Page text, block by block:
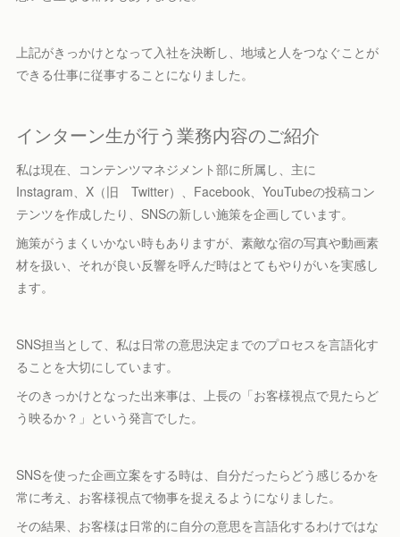
上記がきっかけとなって入社を決断し、地域と人をつなぐことが
できる仕事に従事することになりました。
インターン生が行う業務内容のご紹介
私は現在、コンテンツマネジメント部に所属し、主に
Instagram、X（旧 Twitter）、Facebook、YouTubeの投稿コン
テンツを作成したり、SNSの新しい施策を企画しています。
施策がうまくいかない時もありますが、素敵な宿の写真や動画素
材を扱い、それが良い反響を呼んだ時はとてもやりがいを実感し
ます。
SNS担当として、私は日常の意思決定までのプロセスを言語化す
ることを大切にしています。
そのきっかけとなった出来事は、上長の「お客様視点で見たらど
う映るか？」という発言でした。
SNSを使った企画立案をする時は、自分だったらどう感じるかを
常に考え、お客様視点で物事を捉えるようになりました。
その結果、お客様は日常的に自分の意思を言語化するわけではな